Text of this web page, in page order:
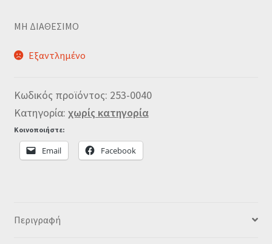
MΗ ΔΙΑΘΕΣΙΜΟ
Εξαντλημένο
Κωδικός προϊόντος: 253-0040
Κατηγορία: χωρίς κατηγορία
Κοινοποιήστε:
Email Facebook
Περιγραφή